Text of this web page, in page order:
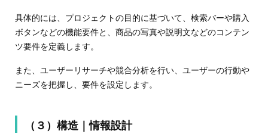
具体的には、プロジェクトの目的に基づいて、検索バーや購入
ボタンなどの機能要件と、商品の写真や説明文などのコンテン
ツ要件を定義します。
また、ユーザーリサーチや競合分析を行い、ユーザーの行動や
ニーズを把握し、要件を設定します。
（３）構造｜情報設計